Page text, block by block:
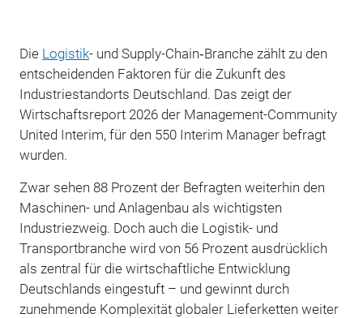
Die Logistik- und Supply-Chain‑Branche zählt zu den
entscheidenden Faktoren für die Zukunft des
Industriestandorts Deutschland. Das zeigt der
Wirtschaftsreport 2026 der Management-Community
United Interim, für den 550 Interim Manager befragt
wurden.
Zwar sehen 88 Prozent der Befragten weiterhin den
Maschinen- und Anlagenbau als wichtigsten
Industriezweig. Doch auch die Logistik- und
Transportbranche wird von 56 Prozent ausdrücklich
als zentral für die wirtschaftliche Entwicklung
Deutschlands eingestuft – und gewinnt durch
zunehmende Komplexität globaler Lieferketten weiter